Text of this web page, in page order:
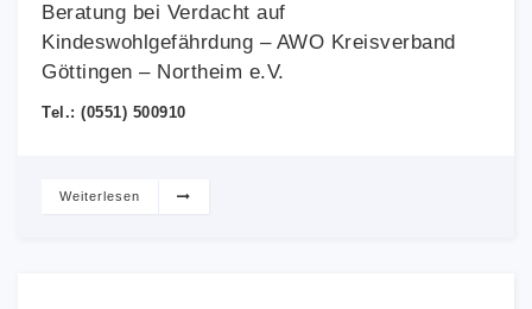
Beratung bei Verdacht auf
Kindeswohlgefährdung – AWO Kreisverband
Göttingen – Northeim e.V.
Tel.: (0551) 500910
Weiterlesen